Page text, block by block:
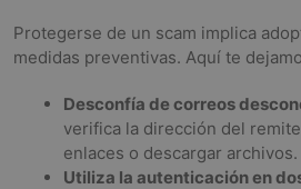
Protegerse de un scam implica
medidas preventivas. Aquí te
Desconfía de correos
verifica la dirección del
enlaces o descargar archivos.
Utiliza la autenticación en